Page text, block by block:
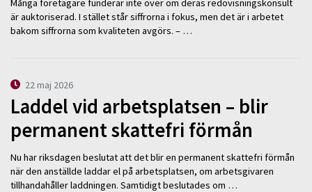
Många företagare funderar inte över om deras redovisningskonsult
är auktoriserad. I stället står siffrorna i fokus, men det är i arbetet
bakom siffrorna som kvaliteten avgörs. – …
22 maj 2026
Laddel vid arbetsplatsen – blir
permanent skattefri förmån
Nu har riksdagen beslutat att det blir en permanent skattefri förmån
när den anställde laddar el på arbetsplatsen, om arbetsgivaren
tillhandahåller laddningen. Samtidigt beslutades om …